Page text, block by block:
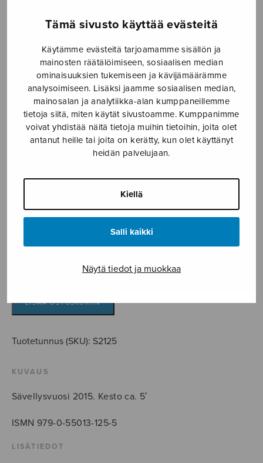
Tämä sivusto käyttää evästeitä
Käytämme evästeitä tarjoamamme sisällön ja
mainosten räätälöimiseen, sosiaalisen median
ominaisuuksien tukemiseen ja kävijämäärämme
analysoimiseen. Lisäksi jaamme sosiaalisen median,
mainosalan ja analytiikka-alan kumppaneillemme
tietoja siitä, miten käytät sivustoamme. Kumppanimme
voivat yhdistää näitä tietoja muihin tietoihin, joita olet
antanut heille tai joita on kerätty, kun olet käyttänyt
heidän palvelujaan.
Kiellä
Salli kaikki
Näytä tiedot ja muokkaa
kulku TTBB
Länsiö Tapani
4,30€
TTBB
määrä
LISÄÄ OSTOSKORIIN
Tuotetunnus (SKU): S2125
KUVAUS
Sävellysvuosi 2015. Kesto ca. 5′
ISMN 979-0-55013-125-5
LISÄTIEDOT